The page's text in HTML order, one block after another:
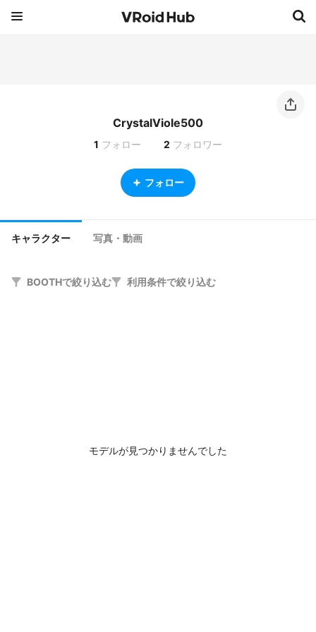
CrystalViole500
1 フォロー 2 フォロワー
フォロー
キャラクター 写真・動画
BOOTHで絞り込む 利用条件で絞り込む
モデルが見つかりませんでした